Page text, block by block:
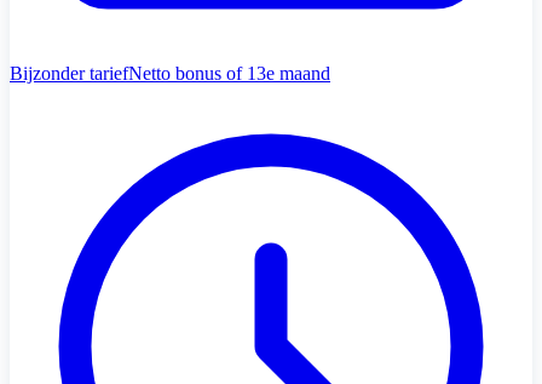
Bijzonder tariefNetto bonus of 13e maand